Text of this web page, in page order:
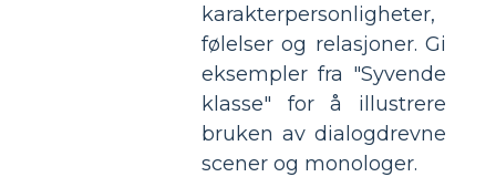
karakterpersonligheter,
følelser og relasjoner. Gi
eksempler fra "Syvende
klasse" for å illustrere
bruken av dialogdrevne
scener og monologer.